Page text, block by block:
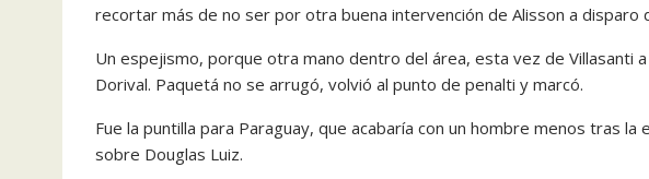
recortar más de no ser por otra buena intervención de Alisson a disparo
Un espejismo, porque otra mano dentro del área, esta vez de Villasanti
Dorival. Paquetá no se arrugó, volvió al punto de penalti y marcó.
Fue la puntilla para Paraguay, que acabaría con un hombre menos tras
sobre Douglas Luiz.